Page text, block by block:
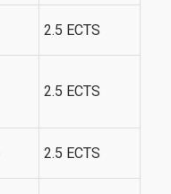
2.5 ECTS
2.5 ECTS
2.5 ECTS